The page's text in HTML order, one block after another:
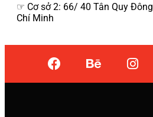
☞ Cơ sở 2: 66/ 40 Tân Quy
Chí Minh